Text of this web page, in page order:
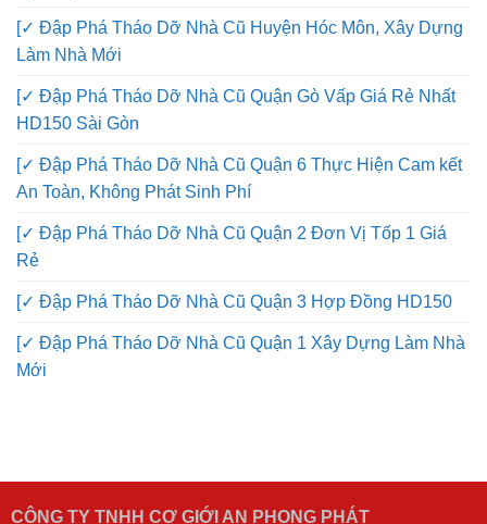
[✓ Đập Phá Tháo Dỡ Nhà Cũ Huyện Hóc Môn, Xây Dựng
Làm Nhà Mới
[✓ Đập Phá Tháo Dỡ Nhà Cũ Quận Gò Vấp Giá Rẻ Nhất
HD150 Sài Gòn
[✓ Đập Phá Tháo Dỡ Nhà Cũ Quận 6 Thực Hiện Cam kết
An Toàn, Không Phát Sinh Phí
[✓ Đập Phá Tháo Dỡ Nhà Cũ Quận 2 Đơn Vị Tốp 1 Giá
Rẻ
[✓ Đập Phá Tháo Dỡ Nhà Cũ Quận 3 Hợp Đồng HD150
[✓ Đập Phá Tháo Dỡ Nhà Cũ Quận 1 Xây Dựng Làm Nhà
Mới
CÔNG TY TNHH CƠ GIỚI AN PHONG PHÁT